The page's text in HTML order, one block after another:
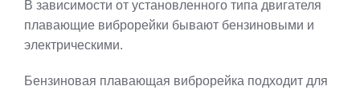
В зависимости от установленного типа двигателя
плавающие виброрейки бывают бензиновыми и
электрическими.
Бензиновая плавающая виброрейка подходит для